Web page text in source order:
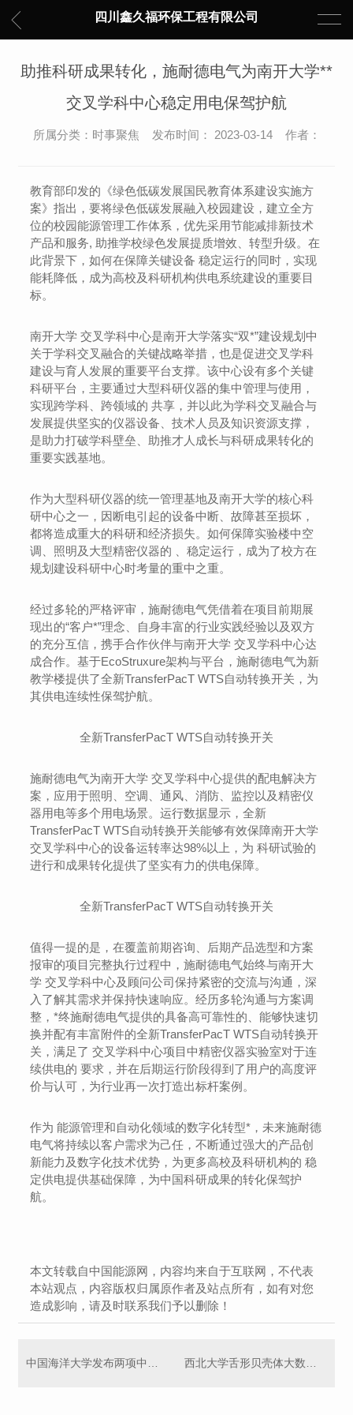
四川鑫久福环保工程有限公司
助推科研成果转化，施耐德电气为南开大学**
交叉学科中心稳定用电保驾护航
所属分类：时事聚焦 发布时间： 2023-03-14 作者：
教育部印发的《绿色低碳发展国民教育体系建设实施方
案》指出，要将绿色低碳发展融入校园建设，建立全方
位的校园能源管理工作体系，优先采用节能减排新技术
产品和服务, 助推学校绿色发展提质增效、转型升级。在
此背景下，如何在保障关键设备 稳定运行的同时，实现
能耗降低，成为高校及科研机构供电系统建设的重要目
标。
南开大学 交叉学科中心是南开大学落实“双*”建设规划中
关于学科交叉融合的关键战略举措，也是促进交叉学科
建设与育人发展的重要平台支撑。该中心设有多个关键
科研平台，主要通过大型科研仪器的集中管理与使用，
实现跨学科、跨领域的 共享，并以此为学科交叉融合与
发展提供坚实的仪器设备、技术人员及知识资源支撑，
是助力打破学科壁垒、助推才人成长与科研成果转化的
重要实践基地。
作为大型科研仪器的统一管理基地及南开大学的核心科
研中心之一，因断电引起的设备中断、故障甚至损坏，
都将造成重大的科研和经济损失。如何保障实验楼中空
调、照明及大型精密仪器的 、稳定运行，成为了校方在
规划建设科研中心时考量的重中之重。
经过多轮的严格评审，施耐德电气凭借着在项目前期展
现出的“客户*”理念、自身丰富的行业实践经验以及双方
的充分互信，携手合作伙伴与南开大学 交叉学科中心达
成合作。基于EcoStruxure架构与平台，施耐德电气为新
教学楼提供了全新TransferPacT WTS自动转换开关，为
其供电连续性保驾护航。
全新TransferPacT WTS自动转换开关
施耐德电气为南开大学 交叉学科中心提供的配电解决方
案，应用于照明、空调、通风、消防、监控以及精密仪
器用电等多个用电场景。运行数据显示，全新
TransferPacT WTS自动转换开关能够有效保障南开大学
交叉学科中心的设备运转率达98%以上，为 科研试验的
进行和成果转化提供了坚实有力的供电保障。
全新TransferPacT WTS自动转换开关
值得一提的是，在覆盖前期咨询、后期产品选型和方案
报审的项目完整执行过程中，施耐德电气始终与南开大
学 交叉学科中心及顾问公司保持紧密的交流与沟通，深
入了解其需求并保持快速响应。经历多轮沟通与方案调
整，*终施耐德电气提供的具备高可靠性的、能够快速切
换并配有丰富附件的全新TransferPacT WTS自动转换开
关，满足了 交叉学科中心项目中精密仪器实验室对于连
续供电的 要求，并在后期运行阶段得到了用户的高度评
价与认可，为行业再一次打造出标杆案例。
作为 能源管理和自动化领域的数字化转型*，未来施耐德
电气将持续以客户需求为己任，不断通过强大的产品创
新能力及数字化技术优势，为更多高校及科研机构的 稳
定供电提供基础保障，为中国科研成果的转化保驾护
航。
本文转载自中国能源网，内容均来自于互联网，不代表
本站观点，内容版权归属原作者及站点所有，如有对您
造成影响，请及时联系我们予以删除！